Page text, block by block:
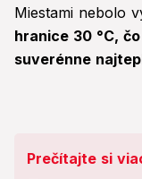
Miestami nebolo
hranice 30 °C,
suverénne
Prečítajte si